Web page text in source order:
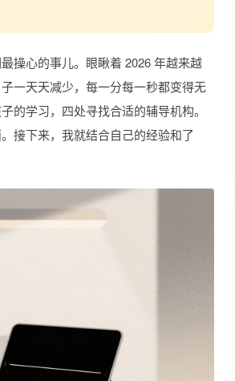
操心的事儿。眼瞅着 2026 年越来越
一天天减少，每一分每一秒都变得无
的学习，四处寻找合适的辅导机构。
接下来，我就结合自己的经验和了